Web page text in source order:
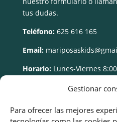
Gestionar
Para ofrecer las mejores
tus dudas.
Teléfono: 625 616 165
Email:
Horario: Lunes-Viernes